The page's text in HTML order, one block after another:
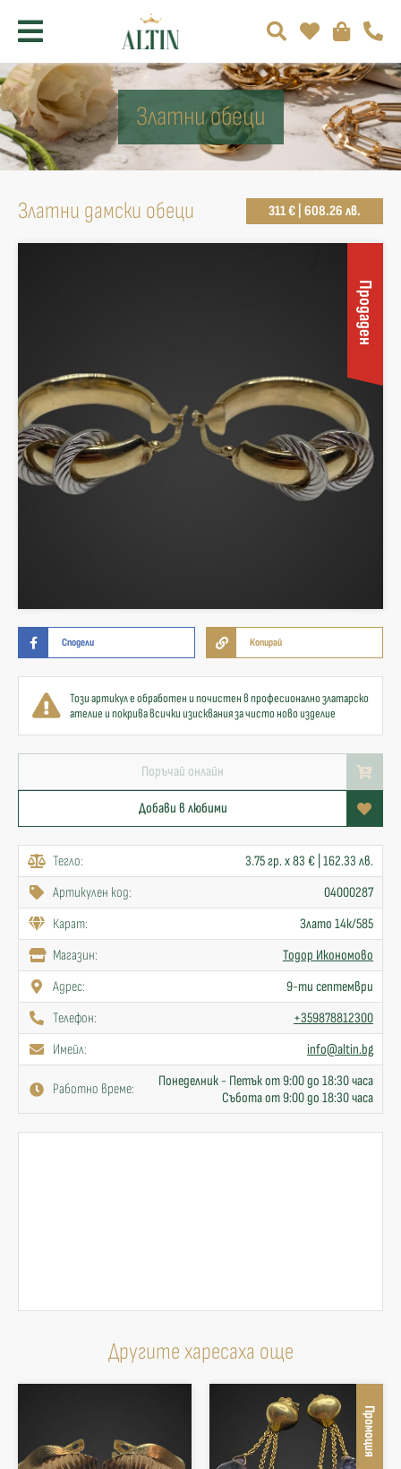
Златни обеци
Златни дамски обеци 311 € | 608.26 лв.
Продаден
Сподели Копирай
Този артикул е обработен и почистен в професионално златарско
ателие и покрива всички изисквания за чисто ново изделие
Поръчай онлайн
Добави в любими
Тегло:
3.75 гр. x 83 € | 162.33 лв.
Артикулен код:
04000287
Карат:
Злато 14к/585
Mагазин:
Тодор Икономово
Адрес:
9-ти септември
Телефон:
+359878812300
Имейл:
info@altin.bg
Работно време:
Понеделник - Петък от 9:00 до 18:30 часа
Събота от 9:00 до 18:30 часа
Другите харесаха още
Промоция